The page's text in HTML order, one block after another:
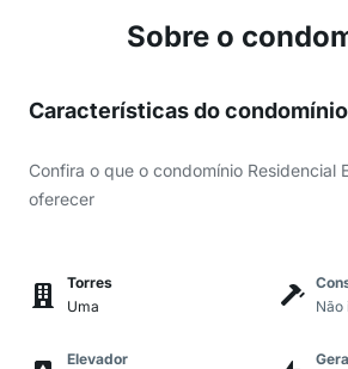
Sobre o
Características do condomínio
Confira o que o condomínio Residencial
oferecer
Torres
Uma
Não
Elevador